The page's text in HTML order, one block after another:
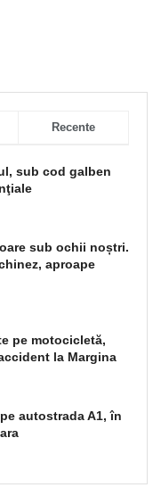
Recente
sub cod galben
sub ochii noștri.
aproape
pe motocicletă,
la Margina
autostrada A1, în